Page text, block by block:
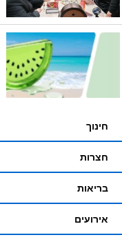
חינוך
חצרות
בריאות
אירועים